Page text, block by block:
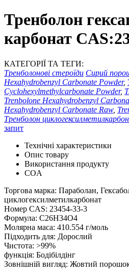
Тренболон
карбонат
КАТЕГОРІЇ ТА ТЕГИ:
Тренболонові стероїди Сирий
Hexahydrobenzyl Carbonate Powder,
Cyclohexylmethylcarbonate Powder,
Trenbolone Hexahydrobenzyl
Hexahydrobenzyl Carbonate Raw,
Тренболон
запит
Технічні характеристики
Опис товару
Використання продукту
COA
Торгова марка: Параболан,
циклогексилметилкарбонат
Номер CAS: 23454-33-3
Формула: C26H34O4
Молярна маса: 410.554 г/моль
Підходить для: Дорослий
Чистота: >99%
функція: Бодібілдінг
Зовнішній вигляд: Жовтий